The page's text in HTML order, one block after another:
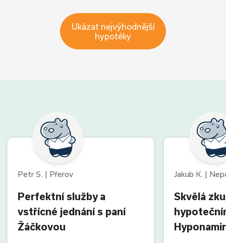
Ukázat nejvýhodnější
hypotéky
Petr S. | Přerov
Perfektní služby a
vstřícné jednání s paní
Žáčkovou
Jakub K. |
Skvělá